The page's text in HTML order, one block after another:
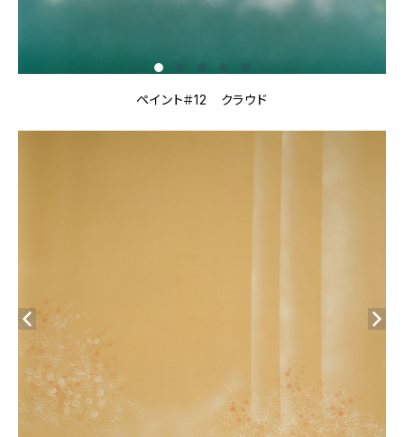
ペイント＃12 クラウド